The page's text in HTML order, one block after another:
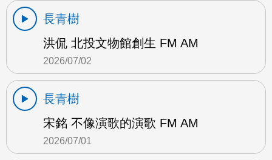
長青樹
洪侃 北投文物館創生 FM AM
2026/07/02
長青樹
宋銘 不像演歌的演歌 FM AM
2026/07/01